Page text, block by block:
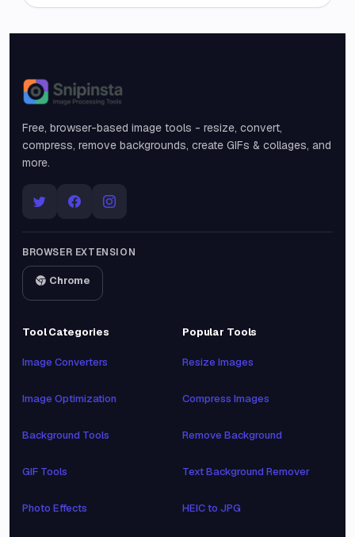
Snipinsta
Free, browser-based image tools - resize, convert,
compress, remove backgrounds, create GIFs & collages, and
more.
BROWSER EXTENSION
Chrome
Tool Categories
Image Converters
Image Optimization
Background Tools
GIF Tools
Photo Effects
Popular Tools
Resize Images
Compress Images
Remove Background
Text Background Remover
HEIC to JPG